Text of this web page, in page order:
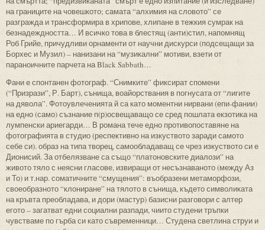
на границите на човешкото; самата “алхимия на словото” се
разгражда и трансформира в хрипове, хлипане в тежкия сумрак на
безнадеждността… И всичко това в блестящ (анти)стил, напомнящ
Роб Грийе, причудливи орнаменти от научни дискурси (подсещащи за
Борхес и Музил) – нанизани на “музикални” мотиви, взети от
параноичните парчета на Black Sabbath…
Фани е спонтанен фотограф. “Снимките” фиксират спомени
(“Призрази”, Р. Барт), сънища, воайорствания в погнусата от “лигите
на дявола”. Фотоувлеченията й са като моментни нирвани (епи-фании)
на едно (само) съзнание п(р)освещаващо се сред пошлата екзотика на
лумпенски ариегарди… В романа тече едно противопоставяне на
фотографията в студио (респективно на изкуството заради самото
себе си). образ на типа творец, самообладаващ се чрез изкуството си е
Дионисий. За отбелязване са също “платоновските диалози” на
живото тяло с неясни гласове, извиращи от несъзнаваното (между Аз
и То) и т.нар. соматичните “смущения”: въобразени метаморфози,
своеобразното “клониране” на тялото в сънища, където символиката
на кръвта преобладава, и дори (мастур) базисни разговори с алтер
егото – загатват едни социални разпади, чиито студени тръпки
чувстваме по гърба си като съвременници… Студена светлина струи и